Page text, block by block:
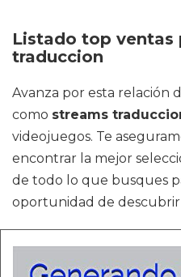
Listado top ventas
traduccion
Avanza por esta relación
como streams
videojuegos. Te
encontrar la mejor
de todo lo que busques
oportunidad de descubrir